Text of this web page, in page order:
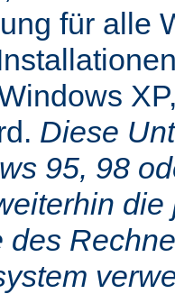
für alle
Diese
95, 98
des